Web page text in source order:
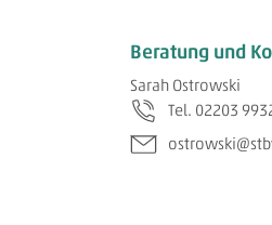
Beratung und
Sarah Ostrowski
Tel. 02203